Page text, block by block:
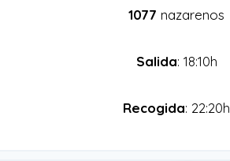
1077 nazarenos
Salida: 18:10h
Recogida: 22:20h